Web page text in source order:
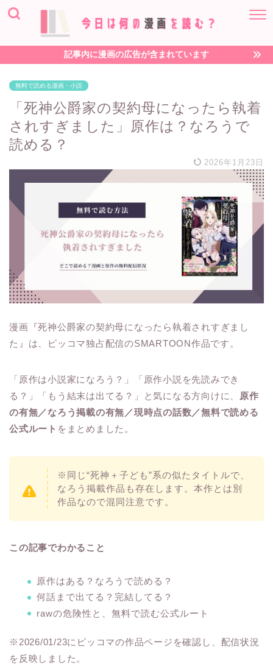
記事内に漫画の広告が含まれています
無料で読める漫画・小説
「死神公爵家の契約母になったら執着
されすぎました」原作は？なろうで
読める？
2026年1月23日
漫画『死神公爵家の契約母になったら執着されすぎまし
た』は、ピッコマ独占配信のSMARTOON作品です。
「原作は小説家になろう？」「原作小説を先読みでき
る？」「もう結末は出てる？」と気になる方向けに、
原作
の有無／なろう掲載の有無／現時点の話数／無料で読める
公式ルート をまとめました。
※同じ“死神＋子ども”系の似たタイトルで、
なろう掲載作品も存在します。本作とは別
作品なので混同注意です。
この記事でわかること
原作はある？なろうで読める？
何話まで出てる？完結してる？
rawの危険性と、無料で読む公式ルート
※2026/01/23にピッコマの作品ページを確認し、配信状況
を反映しました。